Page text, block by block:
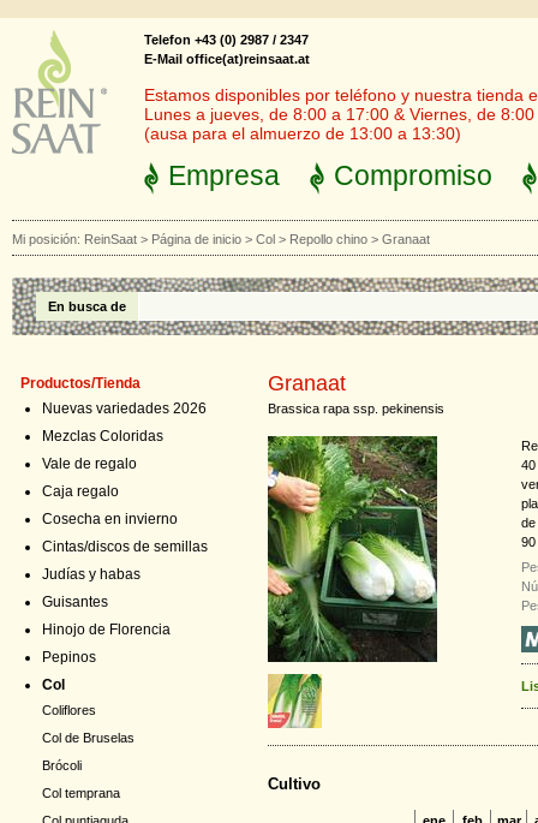
Telefon +43 (0) 2987 / 2347
E-Mail office(at)reinsaat.at
Estamos disponibles por teléfono y nuestra tienda
Lunes a jueves, de 8:00 a 17:00 & Viernes, de
(ausa para el almuerzo de 13:00 a 13:30)
Empresa Compromiso
Mi posición: ReinSaat > Página de inicio > Col > Repollo chino > Granaat
En busca de
Productos/Tienda
Nuevas variedades 2026
Mezclas Coloridas
Vale de regalo
Caja regalo
Cosecha en invierno
Cintas/discos de semillas
Judías y habas
Guisantes
Hinojo de Florencia
Pepinos
Col
Coliflores
Col de Bruselas
Brócoli
Col temprana
Granaat
Brassica rapa ssp. pekinensis
40
de
Cultivo